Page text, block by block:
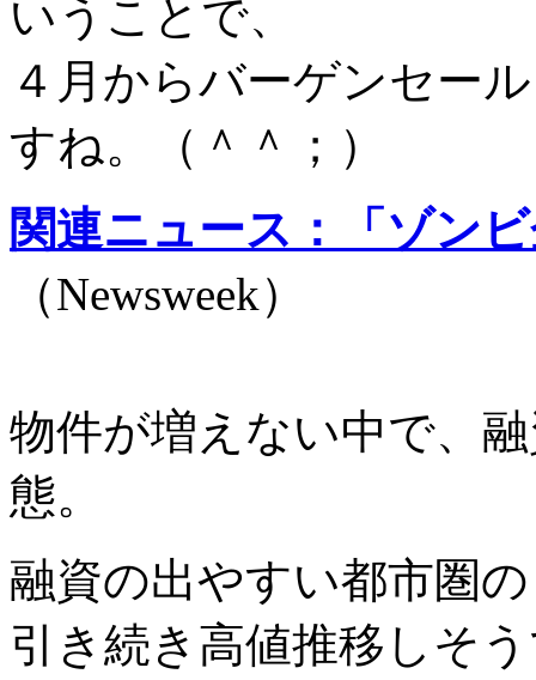
いうことで、
４月からバーゲンセー
すね。（＾＾；）
関連ニュース：「ゾン
（Newsweek）
物件が増えない中で、
態。
融資の出やすい都市圏
引き続き高値推移しそ